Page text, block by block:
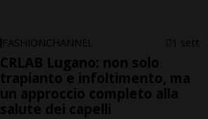
FASHIONCHANNEL 1 sett
CRLAB Lugano: non solo
trapianto e infoltimento, ma
un approccio completo alla
salute dei capelli